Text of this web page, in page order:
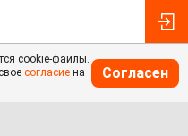
cookie-файлы.
согласие на
Согласен